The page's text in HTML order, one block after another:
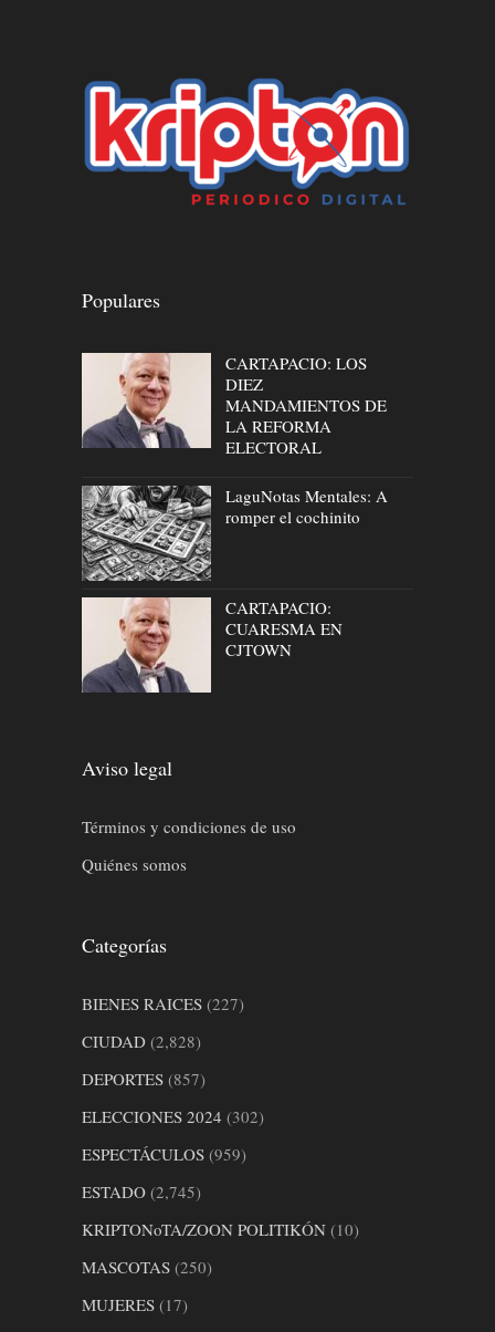
Populares
CARTAPACIO: LOS
DIEZ
MANDAMIENTOS DE
LA REFORMA
ELECTORAL
LaguNotas Mentales: A
romper el cochinito
CARTAPACIO:
CUARESMA EN
CJTOWN
Aviso legal
Términos y condiciones de uso
Quiénes somos
Categorías
BIENES RAICES (227)
CIUDAD (2,828)
DEPORTES (857)
ELECCIONES 2024 (302)
ESPECTÁCULOS (959)
ESTADO (2,745)
KRIPTONoTA/ZOON POLITIKÓN (10)
MASCOTAS (250)
MUJERES (17)